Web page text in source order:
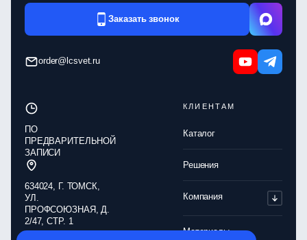
Заказать звонок
order@lcsvet.ru
КЛИЕНТАМ
Каталог
Решения
Компания
Материалы
ПО
ПРЕДВАРИТЕЛЬНОЙ
ЗАПИСИ
634024, Г. ТОМСК,
УЛ.
ПРОФСОЮЗНАЯ, Д.
2/47, СТР. 1